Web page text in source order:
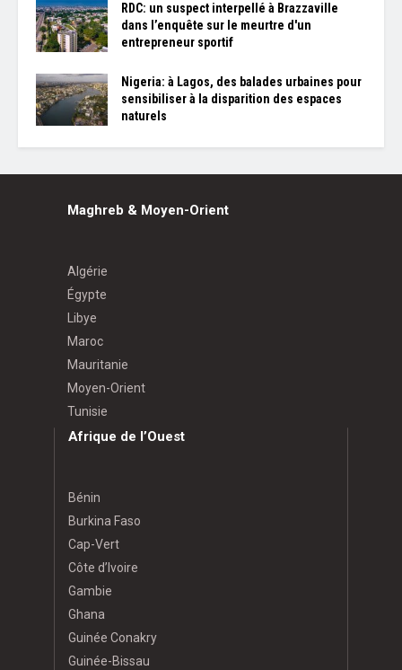
RDC: un suspect interpellé à Brazzaville
dans l’enquête sur le meurtre d'un
entrepreneur sportif
Nigeria: à Lagos, des balades urbaines pour
sensibiliser à la disparition des espaces
naturels
Maghreb & Moyen-Orient
Algérie
Égypte
Libye
Maroc
Mauritanie
Moyen-Orient
Tunisie
Afrique de l’Ouest
Bénin
Burkina Faso
Cap-Vert
Côte d’Ivoire
Gambie
Ghana
Guinée Conakry
Guinée-Bissau